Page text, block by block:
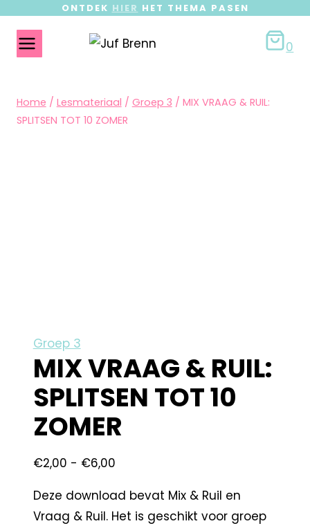
ONTDEK HIER HET THEMA PASEN
0
Home / Lesmateriaal / Groep 3 / MIX VRAAG & RUIL:
SPLITSEN TOT 10 ZOMER
Groep 3
MIX VRAAG & RUIL:
SPLITSEN TOT 10
ZOMER
€2,00 - €6,00
Deze download bevat Mix & Ruil en
Vraag & Ruil. Het is geschikt voor groep